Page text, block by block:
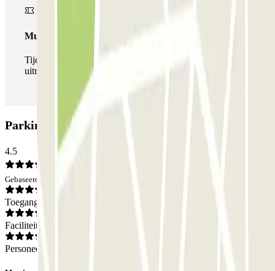
Multipass
Tijdens je verblijf kun je de parkeerplaats zo vaak in- en
uitrijden als je wilt.
Parking Futura: Beoordelingen
4.5
Gebaseerd op 10 meningen
Toegang
Faciliteiten
Personeel